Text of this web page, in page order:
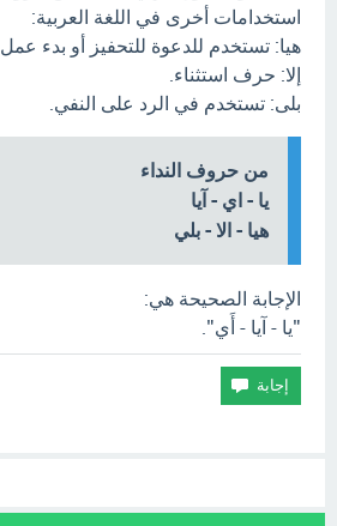
استخدامات أخرى في اللغة العربية:
هيا: تستخدم للدعوة للتحفيز أو بدء عمل.
إلا: حرف استثناء.
بلى: تستخدم في الرد على النفي.
من حروف النداء
يا - اي - آيا
هيا - الا - بلي
الإجابة الصحيحة هي:
"يا - آيا - أَي".